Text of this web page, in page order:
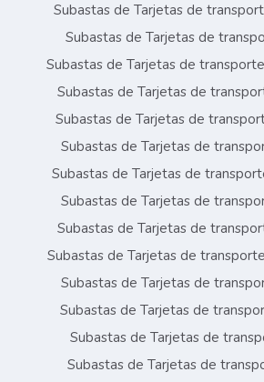
Subastas de Tarjetas de
Subastas de Tarjetas de
Subastas de Tarjetas de
Subastas de Tarjetas de
Subastas de Tarjetas de
Subastas de Tarjetas de
Subastas de Tarjetas de
Subastas de Tarjetas de
Subastas de Tarjetas de
Subastas de Tarjetas de
Subastas de Tarjetas de
Subastas de Tarjetas de
Subastas de Tarjetas de
Subastas de Tarjetas de